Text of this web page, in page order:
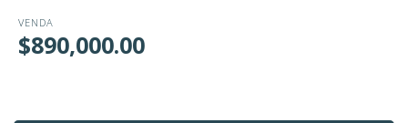
VENDA
$890,000.00